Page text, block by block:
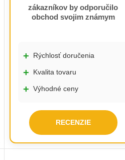
zákazníkov by odporučilo
obchod svojim známym
+ Rýchlosť doručenia
+ Kvalita tovaru
+ Výhodné ceny
RECENZIE